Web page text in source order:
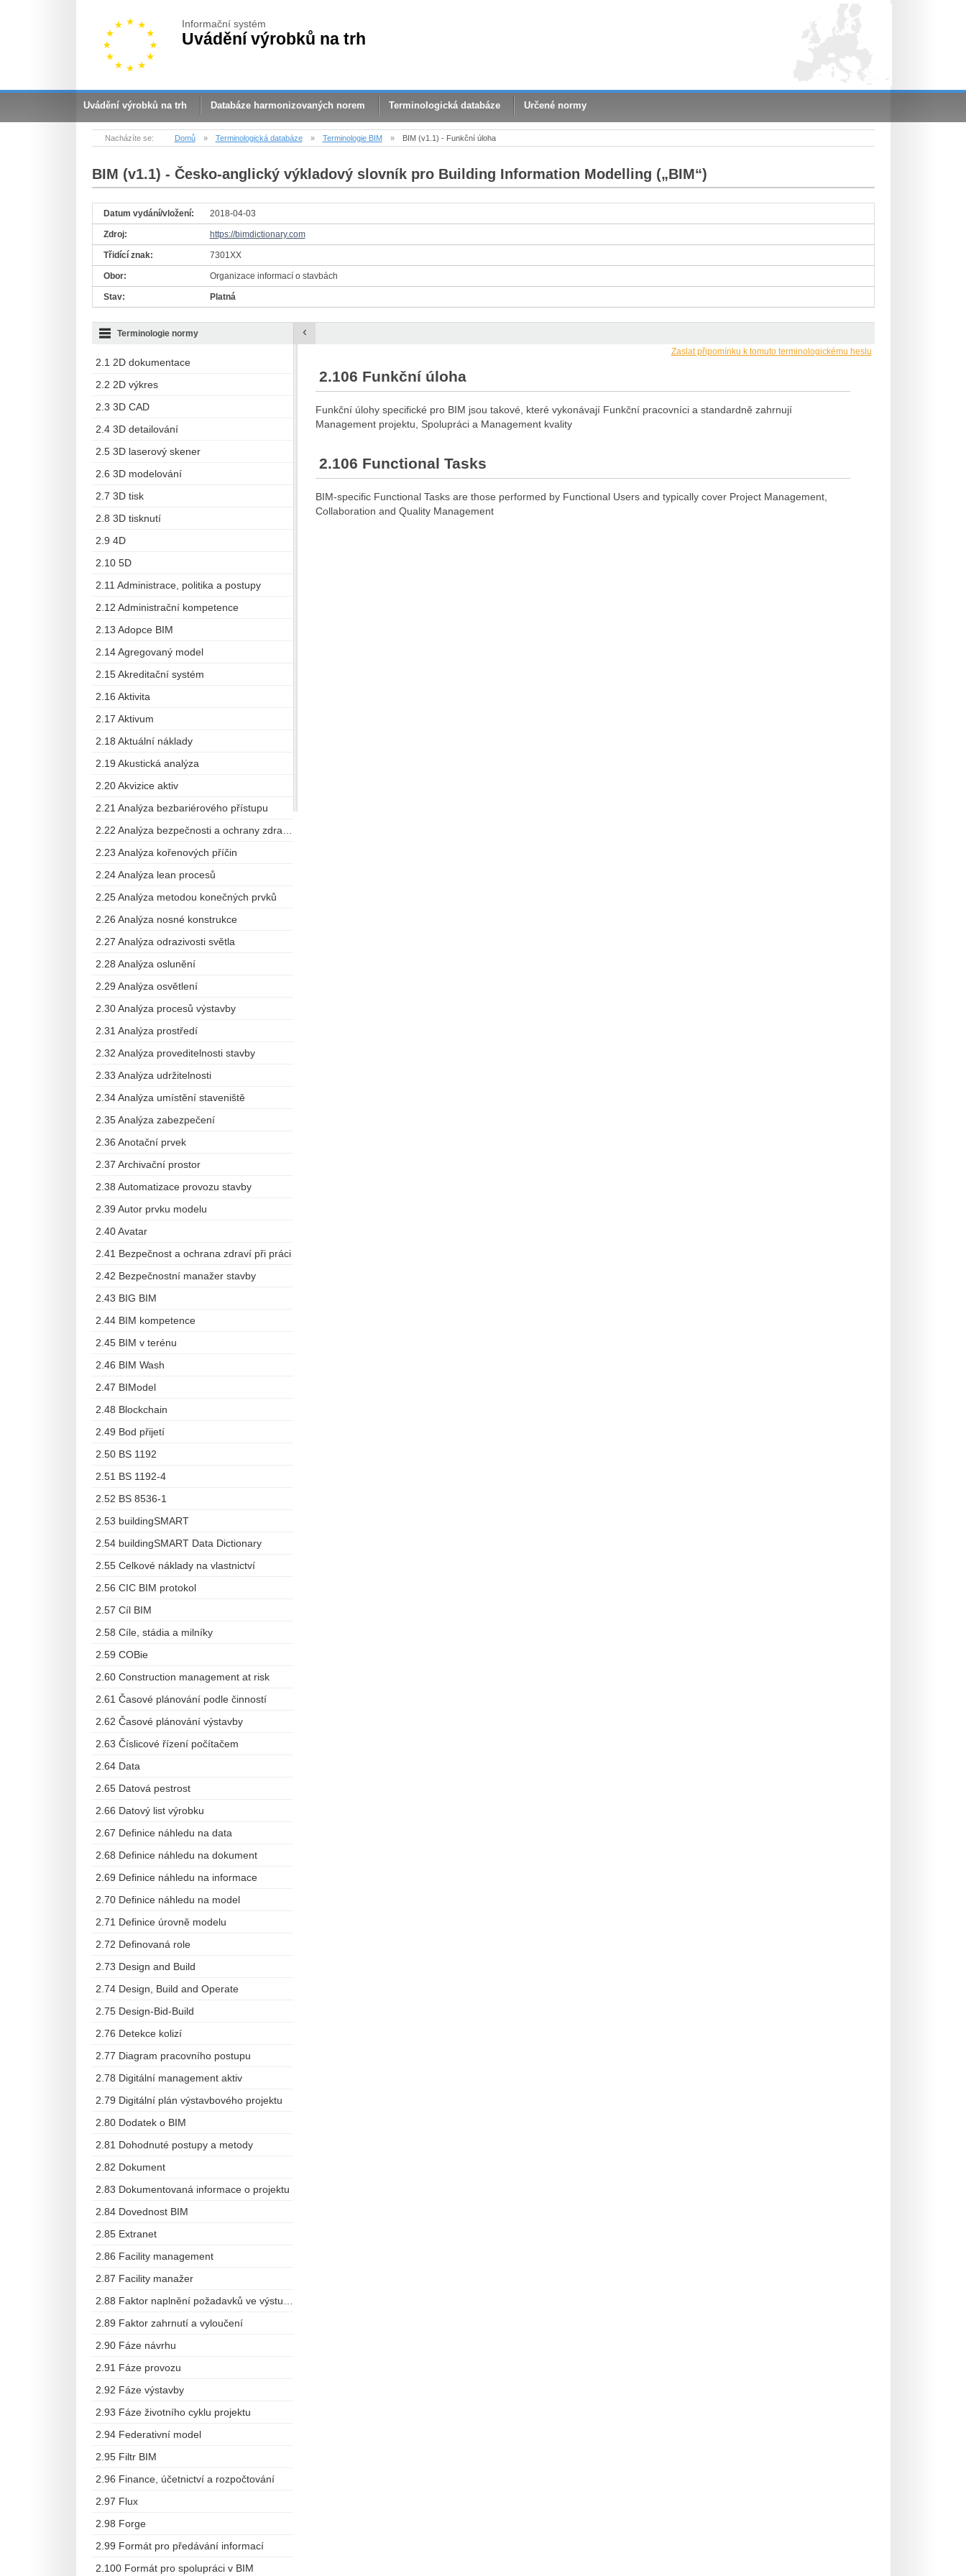
Informační systém
Uvádění výrobků na trh
Uvádění výrobků na trh Databáze harmonizovaných norem Terminologická databáze Určené normy
Nacházíte se: Domů » Terminologická databáze » Terminologie BIM » BIM (v1.1) - Funkční úloha
BIM (v1.1) - Česko-anglický výkladový slovník pro Building Information Modelling („BIM“)
Datum vydání/vložení: 2018-04-03
Zdroj: https://bimdictionary.com
Třidící znak: 7301XX
Obor: Organizace informací o stavbách
Stav: Platná
2.1 2D dokumentace
2.2 2D výkres
2.3 3D CAD
2.4 3D detailování
2.5 3D laserový skener
2.6 3D modelování
2.7 3D tisk
2.8 3D tisknutí
2.9 4D
2.10 5D
2.11 Administrace, politika a postupy
2.12 Administrační kompetence
2.13 Adopce BIM
2.14 Agregovaný model
2.15 Akreditační systém
2.16 Aktivita
2.17 Aktivum
2.18 Aktuální náklady
2.19 Akustická analýza
2.20 Akvizice aktiv
2.21 Analýza bezbariérového přístupu
2.23 Analýza kořenových příčin
2.24 Analýza lean procesů
2.25 Analýza metodou konečných prvků
2.26 Analýza nosné konstrukce
2.27 Analýza odrazivosti světla
2.28 Analýza oslunění
2.29 Analýza osvětlení
2.30 Analýza procesů výstavby
2.31 Analýza prostředí
2.32 Analýza proveditelnosti stavby
2.33 Analýza udržitelnosti
2.34 Analýza umístění staveniště
2.35 Analýza zabezpečení
2.36 Anotační prvek
2.37 Archivační prostor
2.38 Automatizace provozu stavby
2.39 Autor prvku modelu
2.40 Avatar
2.41 Bezpečnost a ochrana zdraví při práci
2.42 Bezpečnostní manažer stavby
2.43 BIG BIM
2.44 BIM kompetence
2.45 BIM v terénu
2.46 BIM Wash
2.47 BIModel
2.48 Blockchain
2.49 Bod přijetí
2.50 BS 1192
2.51 BS 1192-4
2.52 BS 8536-1
2.53 buildingSMART
2.54 buildingSMART Data Dictionary
2.55 Celkové náklady na vlastnictví
2.56 CIC BIM protokol
2.57 Cíl BIM
2.58 Cíle, stádia a milníky
2.59 COBie
2.60 Construction management at risk
2.61 Časové plánování podle činností
2.62 Časové plánování výstavby
2.63 Číslicové řízení počítačem
2.64 Data
2.65 Datová pestrost
2.66 Datový list výrobku
2.67 Definice náhledu na data
2.68 Definice náhledu na dokument
2.69 Definice náhledu na informace
2.70 Definice náhledu na model
2.71 Definice úrovně modelu
2.72 Definovaná role
2.73 Design and Build
2.74 Design, Build and Operate
2.75 Design-Bid-Build
2.76 Detekce kolizí
2.77 Diagram pracovního postupu
2.78 Digitální management aktiv
2.79 Digitální plán výstavbového projektu
2.80 Dodatek o BIM
2.81 Dohodnuté postupy a metody
2.82 Dokument
2.83 Dokumentovaná informace o projektu
2.84 Dovednost BIM
2.85 Extranet
2.86 Facility management
2.87 Facility manažer
2.89 Faktor zahrnutí a vyloučení
2.90 Fáze návrhu
2.91 Fáze provozu
2.92 Fáze výstavby
2.93 Fáze životního cyklu projektu
2.94 Federativní model
2.95 Filtr BIM
2.96 Finance, účetnictví a rozpočtování
2.97 Flux
2.98 Forge
2.99 Formát pro předávání informací
2.100 Formát pro spolupráci v BIM
Terminologie normy ‹
Zaslat připomínku k tomuto terminologickému heslu
2.106 Funkční úloha
Funkční úlohy specifické pro BIM jsou takové, které vykonávají Funkční pracovníci a standardně zahrnují
Management projektu, Spolupráci a Management kvality
2.106 Functional Tasks
BIM-specific Functional Tasks are those performed by Functional Users and typically cover Project Management,
Collaboration and Quality Management